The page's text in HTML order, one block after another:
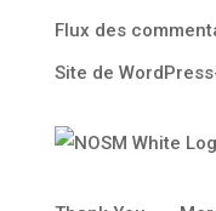
Flux des
Site de